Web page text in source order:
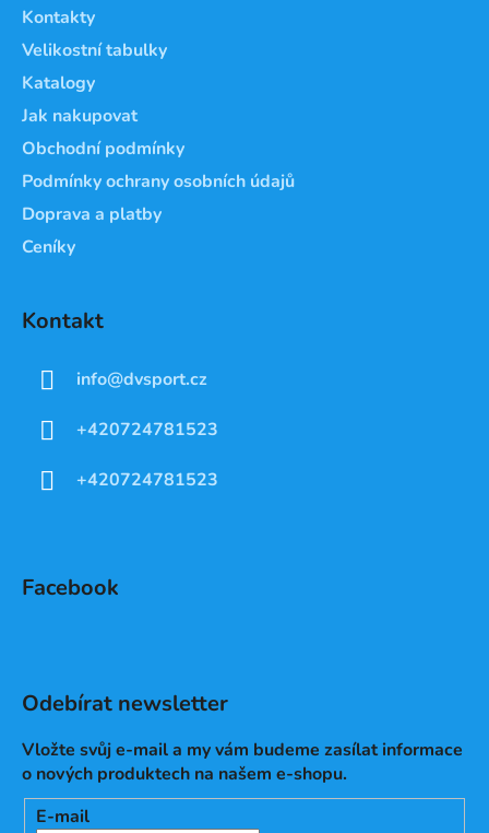
Kontakty
Velikostní tabulky
Katalogy
Jak nakupovat
Obchodní podmínky
Podmínky ochrany osobních údajů
Doprava a platby
Ceníky
Kontakt
info@dvsport.cz
+420724781523
+420724781523
Facebook
Odebírat newsletter
Vložte svůj e-mail a my vám budeme zasílat informace
o nových produktech na našem e-shopu.
E-mail